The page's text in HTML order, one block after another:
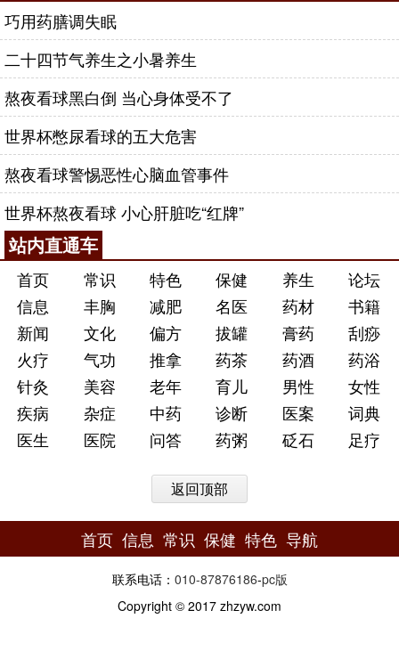
巧用药膳调失眠
二十四节气养生之小暑养生
熬夜看球黑白倒 当心身体受不了
世界杯憋尿看球的五大危害
熬夜看球警惕恶性心脑血管事件
世界杯熬夜看球 小心肝脏吃“红牌”
站内直通车
首页 常识 特色 保健 养生
论坛
信息
丰胸 减肥 名医 药材
书籍
新闻
文化 偏方 拔罐 膏药
刮痧
火疗
气功 推拿 药茶 药酒
药浴
针灸
美容 老年 育儿 男性
女性
疾病
杂症 中药 诊断 医案
词典
医生
医院 问答 药粥 砭石 足疗
返回顶部
首页 信息 常识 保健 特色 导航
联系电话： 010-87876186-pc版
Copyright © 2017 zhzyw.com